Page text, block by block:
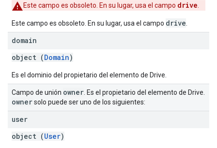
Este campo es obsoleto. En su lugar, usa el campo drive
Este campo es obsoleto. En su lugar, usa el campo drive
domain
object (Domain)
Es el dominio del propietario del elemento de Drive.
Campo de unión owner . Es el propietario del elemento de Drive.
ownersolo puede ser uno de los siguientes:
user
object (User)